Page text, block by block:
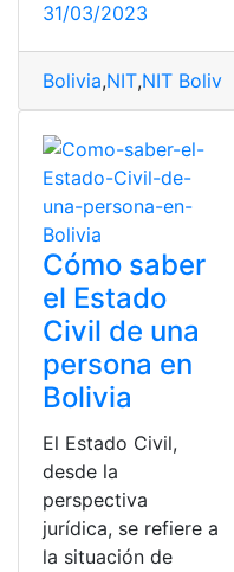
31/03/2023
Bolivia,NIT,NIT Bolivia
Cómo saber
el Estado
Civil de una
persona en
Bolivia
El Estado Civil,
desde la
perspectiva
jurídica, se refiere a
la situación de